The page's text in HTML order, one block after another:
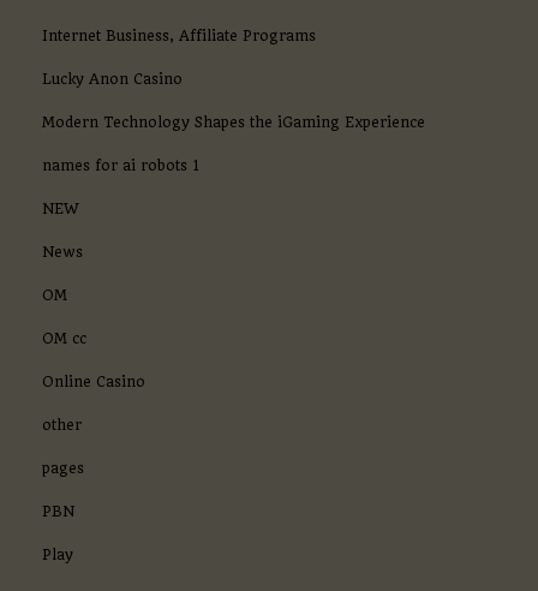
Internet Business, Affiliate Programs
Lucky Anon Casino
Modern Technology Shapes the iGaming Experience
names for ai robots 1
NEW
News
OM
OM cc
Online Casino
other
pages
PBN
Play